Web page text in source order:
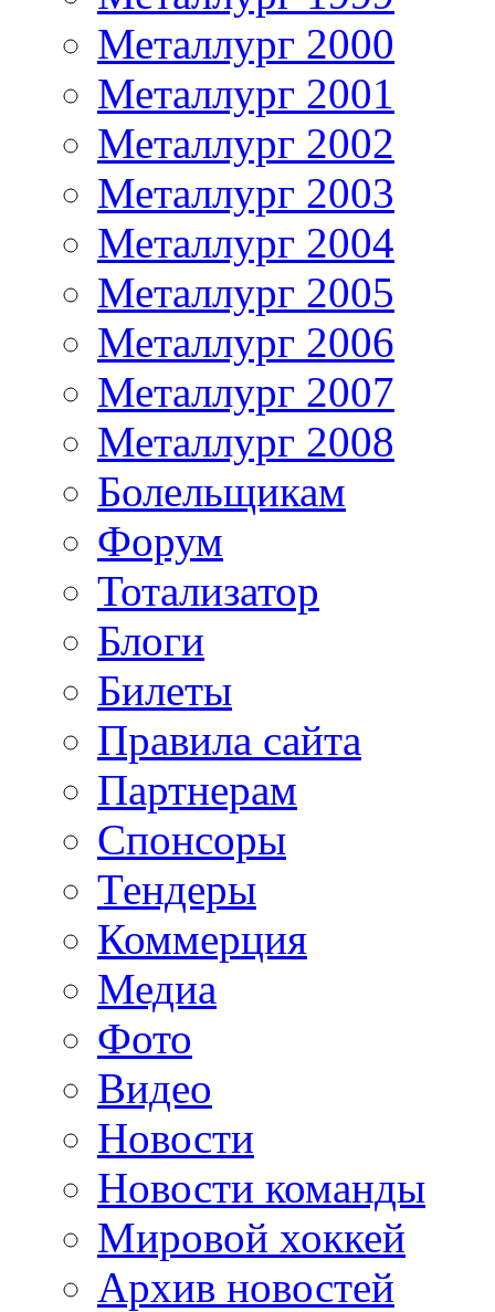
Металлург 2000
Металлург 2001
Металлург 2002
Металлург 2003
Металлург 2004
Металлург 2005
Металлург 2006
Металлург 2007
Металлург 2008
Болельщикам
Форум
Тотализатор
Блоги
Билеты
Правила сайта
Партнерам
Спонсоры
Тендеры
Коммерция
Медиа
Фото
Видео
Новости
Новости команды
Мировой хоккей
Архив новостей